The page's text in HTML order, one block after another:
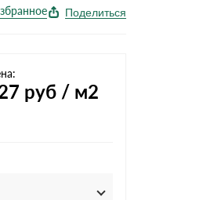
Поделиться
руб / м2